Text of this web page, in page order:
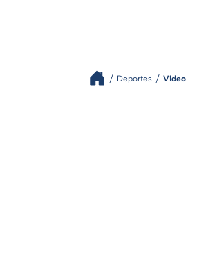
Deportes Video